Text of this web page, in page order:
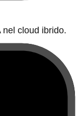
cloud ibrido.